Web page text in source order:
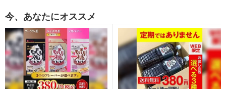
今、あなたにオススメ